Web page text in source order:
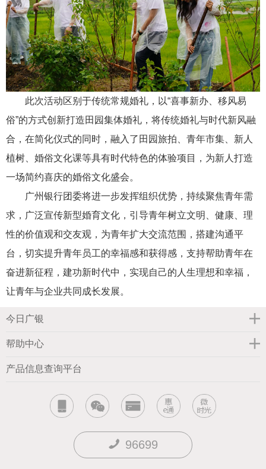
此次活动区别于传统常规婚礼，以“喜事新办、移风易
俗”的方式创新打造田园集体婚礼，将传统婚礼与时代新风融
合，在简化仪式的同时，融入了田园旅拍、青年市集、新人
植树、婚俗文化课等具有时代特色的体验项目，为新人打造
一场简约喜庆的婚俗文化盛会。
广州银行团委将进一步发挥组织优势，持续聚焦青年需
求，广泛宣传新型婚育文化，引导青年树立文明、健康、理
性的价值观和交友观，为青年扩大交流范围，搭建沟通平
台，切实提升青年员工的幸福感和获得感，支持帮助青年在
奋进新征程，建功新时代中，实现自己的人生理想和幸福，
让青年与企业共同成长发展。
今日广银
帮助中心
产品信息查询平台
96699